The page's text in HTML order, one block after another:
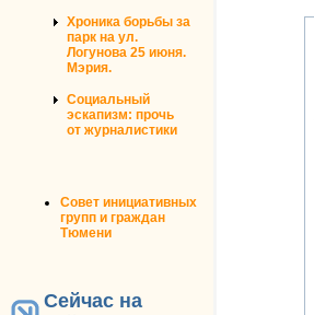
Хроника борьбы за
парк на ул.
Логунова 25 июня.
Мэрия.
Социальный
эскапизм: прочь
от журналистики
Совет инициативных
групп и граждан
Тюмени
Сейчас на